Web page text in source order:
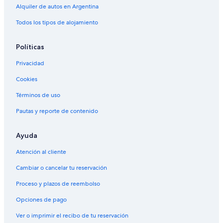
Autos de alquiler en el aeropuerto de Aeroparque Jorge Newbery
Alquiler de autos cerca de Monserrat
Alquiler de autos cerca de Sociedad Rural Argentina
Alquiler de autos cerca de La Boca
Alquiler de autos cerca de Recoleta
Alquiler de autos en Argentina
Todos los tipos de alojamiento
Políticas
Privacidad
Cookies
Términos de uso
Pautas y reporte de contenido
Ayuda
Atención al cliente
Cambiar o cancelar tu reservación
Proceso y plazos de reembolso
Opciones de pago
Ver o imprimir el recibo de tu reservación